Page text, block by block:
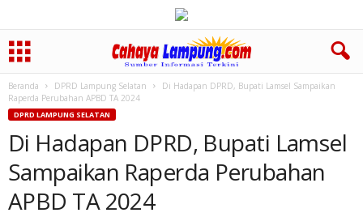
Beranda DPRD Lampung Selatan
Di Hadapan DPRD, Bupati Lamsel Sampaikan
Raperda Perubahan APBD TA 2024
DPRD LAMPUNG SELATAN
Di Hadapan DPRD, Bupati Lamsel
Sampaikan Raperda Perubahan
APBD TA 2024